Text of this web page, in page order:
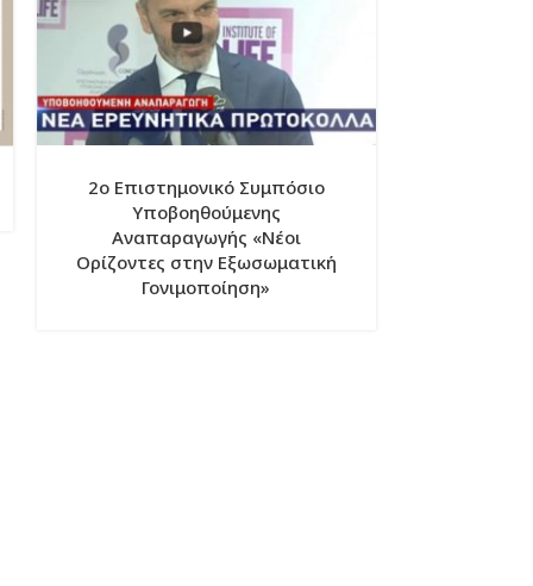
2ο Επιστημονικό Συμπόσιο
Υποβοηθούμενης
Αναπαραγωγής «Νέοι
Ορίζοντες στην Εξωσωματική
Γονιμοποίηση»